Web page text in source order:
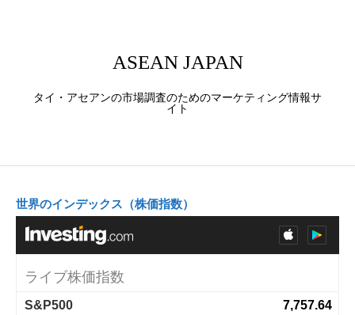
ASEAN JAPAN
タイ・アセアンの市場調査のためのマーケティング情報サ
イト
世界のインデックス（株価指数）